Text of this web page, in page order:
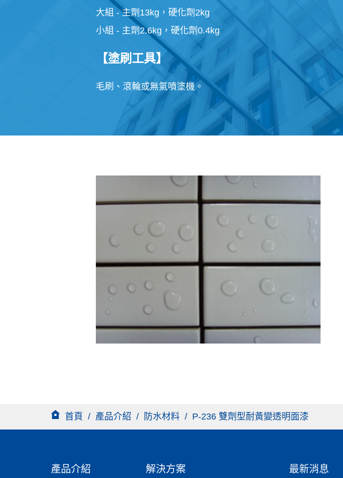
大組 - 主劑13kg，硬化劑2kg
小組 - 主劑2.6kg，硬化劑0.4kg
【塗刷工具】
毛刷、滾輪或無氣噴塗機。
首頁 / 產品介紹 / 防水材料 / P-236 雙劑型耐黃變透明面漆
產品介紹 解決方案 最新消息